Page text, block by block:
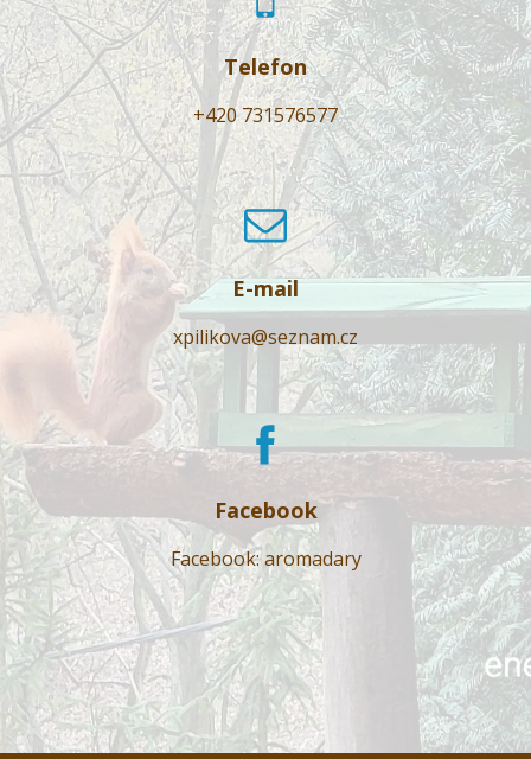
Telefon
+420 731576577
E-mail
xpilikova@seznam.cz
Facebook
Facebook: aromadary